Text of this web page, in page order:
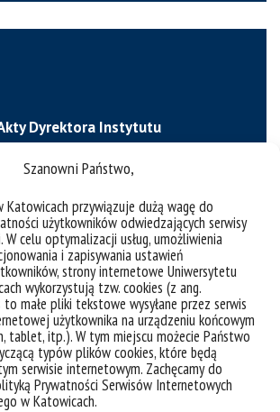
Szanowni Państwo,
Katowicach przywiązuje dużą wagę do
użytkowników odwiedzających serwisy
celu optymalizacji usług, umożliwienia
i zapisywania ustawień
strony internetowe Uniwersytetu
wykorzystują tzw. cookies (z ang.
małe pliki tekstowe wysyłane przez serwis
użytkownika na urządzeniu końcowym
tablet, itp.). W tym miejscu możecie Państwo
typów plików cookies, które będą
serwisie internetowym. Zachęcamy do
Prywatności Serwisów Internetowych
w Katowicach.
Dyrektora Instytutu